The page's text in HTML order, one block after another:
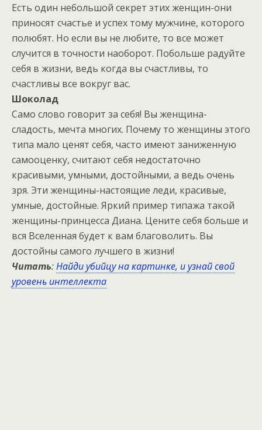
Есть один небольшой секрет этих женщин-они
приносят счастье и успех тому мужчине, которого
полюбят. Но если вы не любите, то все может
случится в точности наоборот. Побольше радуйте
себя в жизни, ведь когда вы счастливы, то
счастливы все вокруг вас.
Шоколад
Само слово говорит за себя! Вы женщина-
сладость, мечта многих. Почему то женщины этого
типа мало ценят себя, часто имеют заниженную
самооценку, считают себя недостаточно
красивыми, умными, достойными, а ведь очень
зря. Эти женщины-настоящие леди, красивые,
умные, достойные. Яркий пример типажа такой
женщины-принцесса Диана. Цените себя больше и
вся Вселенная будет к вам благоволить. Вы
достойны самого лучшего в жизни!
Читать:Найди убийцу на картинке, и узнай свой
уровень интеллекта